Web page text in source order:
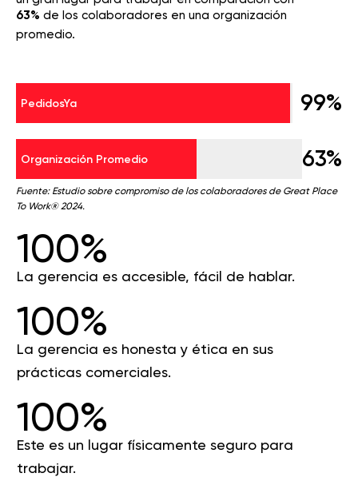
63% de los colaboradores en una organización
promedio.
PedidosYa 99%
Organización Promedio 63%
Fuente: Estudio sobre compromiso de los colaboradores de Great Place
To Work® 2024.
100%
La gerencia es accesible, fácil de hablar.
100%
La gerencia es honesta y ética en sus
prácticas comerciales.
100%
Este es un lugar físicamente seguro para
trabajar.